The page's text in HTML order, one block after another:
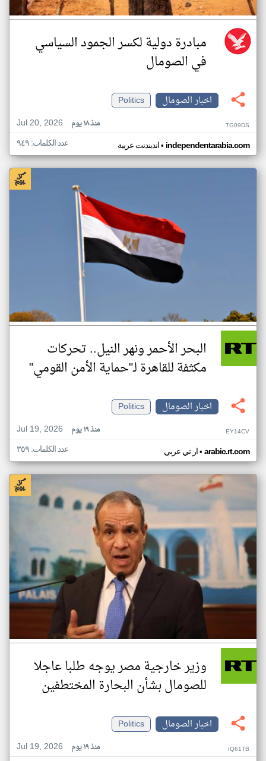
مبادرة دولية لكسر الجمود السياسي
في الصومال
اخبار الصومال
Politics
Jul 20, 2026
منذ ١٨ يوم TG09DS
اندبندنت عربية• independentarabia.com عدد الكلمات: ٩٤٩
البحر الأحمر ونهر النيل.. تحركات
مكثفة للقاهرة لـ"حماية الأمن القومي"
اخبار الصومال
Politics
Jul 19, 2026
منذ ١٩ يوم EY14CV
ار تي عربي• arabic.rt.com عدد الكلمات: ٣٥٩
وزير خارجية مصر يوجه طلبا عاجلا
للصومال بشأن البحارة المختطفين
اخبار الصومال
Politics
Jul 19, 2026
منذ ١٩ يوم IQ61TB